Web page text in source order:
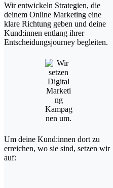
Wir entwickeln Strategien, die
deinem Online Marketing eine
klare Richtung geben und deine
Kund:innen entlang ihrer
Entscheidungsjourney begleiten.
Um deine Kund:innen dort zu
erreichen, wo sie sind, setzen wir
auf: